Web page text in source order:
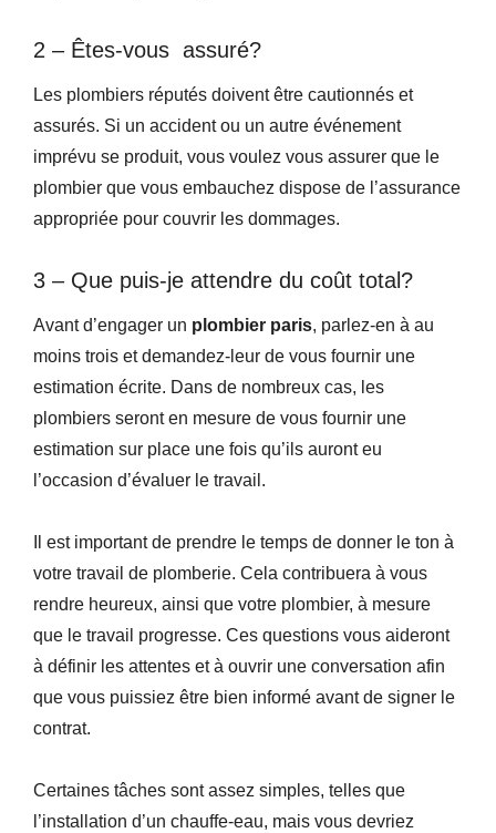
2 – Êtes-vous assuré?
Les plombiers réputés doivent être cautionnés et
assurés. Si un accident ou un autre événement
imprévu se produit, vous voulez vous assurer que le
plombier que vous embauchez dispose de l’assurance
appropriée pour couvrir les dommages.
3 – Que puis-je attendre du coût total?
Avant d’engager un plombier paris, parlez-en à au
moins trois et demandez-leur de vous fournir une
estimation écrite. Dans de nombreux cas, les
plombiers seront en mesure de vous fournir une
estimation sur place une fois qu’ils auront eu
l’occasion d’évaluer le travail.
Il est important de prendre le temps de donner le ton à
votre travail de plomberie. Cela contribuera à vous
rendre heureux, ainsi que votre plombier, à mesure
que le travail progresse. Ces questions vous aideront
à définir les attentes et à ouvrir une conversation afin
que vous puissiez être bien informé avant de signer le
contrat.
Certaines tâches sont assez simples, telles que
l’installation d’un chauffe-eau, mais vous devriez